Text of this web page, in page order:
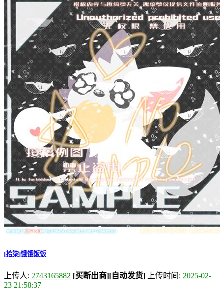
[拾柒]饿饿饭饭
上传人: 2743165882 [买断出商][自动发货] 上传时间: 2025-02-
23 21:58:37